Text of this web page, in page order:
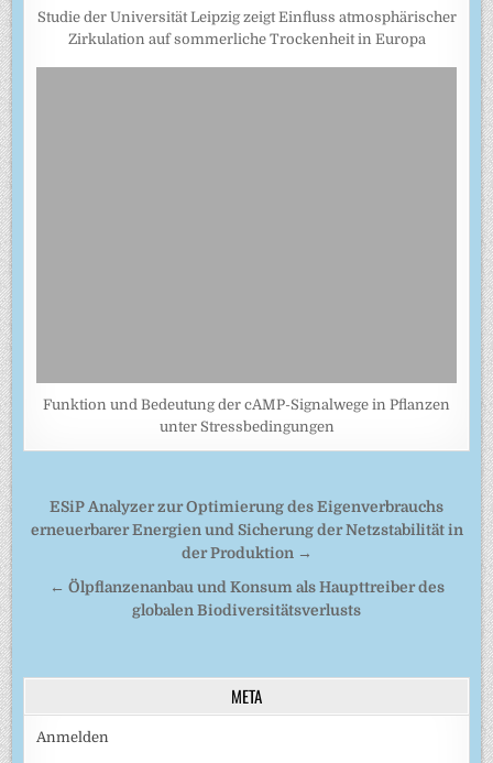
Studie der Universität Leipzig zeigt Einfluss atmosphärischer
Zirkulation auf sommerliche Trockenheit in Europa
Funktion und Bedeutung der cAMP-Signalwege in Pflanzen
unter Stressbedingungen
Beitragsnavigation
ESiP Analyzer zur Optimierung des Eigenverbrauchs
erneuerbarer Energien und Sicherung der Netzstabilität in
der Produktion →
← Ölpflanzenanbau und Konsum als Haupttreiber des
globalen Biodiversitätsverlusts
META
Anmelden